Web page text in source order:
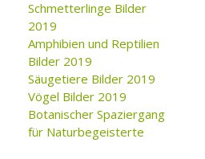
Schmetterlinge Bilder
2019
Amphibien und Reptilien
Bilder 2019
Säugetiere Bilder 2019
Vögel Bilder 2019
Botanischer Spaziergang
für Naturbegeisterte